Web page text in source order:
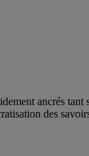
ancrés
des